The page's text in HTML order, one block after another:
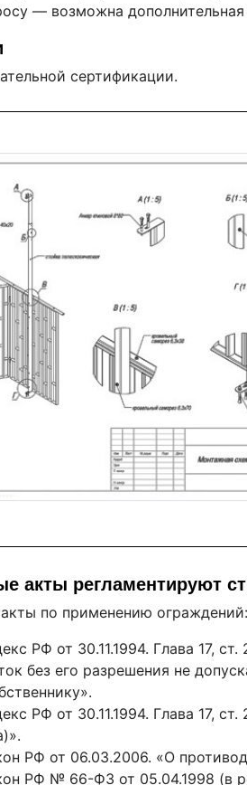
— возможна дополнительная
сертификации.
акты регламентируют
по применению ограждений:
РФ от 30.11.1994. Глава 17,
без его разрешения не
РФ от 30.11.1994. Глава 17,
РФ от 06.03.2006. «О
РФ № 66-Ф3 от 05.04.1998 (в